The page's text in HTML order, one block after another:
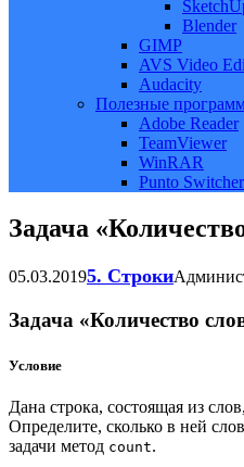
Blender
GIMP
AVS Video
Audacity
Полезные
Adobe Reader
TeamViewer
WinRAR
Punto Switcher
Задача
05.03.20195. Строки
Задача «Количество
Условие
Дана строка, состоящая из
Определите, сколько в ней
задачи метод count.